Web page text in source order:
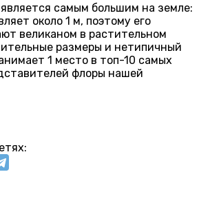
самым большим на земле:
около 1 м, поэтому его
великаном в растительном
размеры и нетипичный
1 место в топ-10 самых
флоры нашей